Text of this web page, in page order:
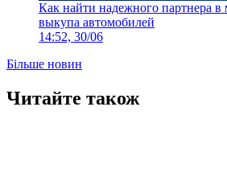
Как найти надежного партнера в
выкупа автомобилей
14:52, 30/06
Більше новин
Читайте також